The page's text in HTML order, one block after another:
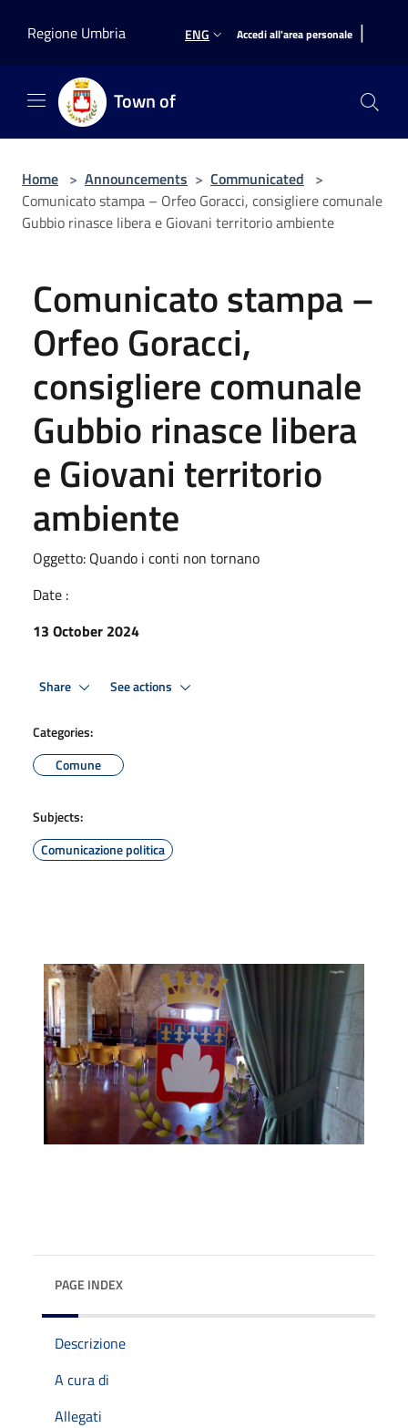
Regione Umbria
ENG Accedi all'area personale |
Town of
Home > Announcements > Communicated >
Comunicato stampa – Orfeo Goracci, consigliere comunale
Gubbio rinasce libera e Giovani territorio ambiente
Comunicato stampa –
Orfeo Goracci,
consigliere comunale
Gubbio rinasce libera
e Giovani territorio
ambiente
Oggetto: Quando i conti non tornano
Date :
13 October 2024
Share See actions
Categories:
Comune
Subjects:
Comunicazione politica
PAGE INDEX
Descrizione
A cura di
Allegati